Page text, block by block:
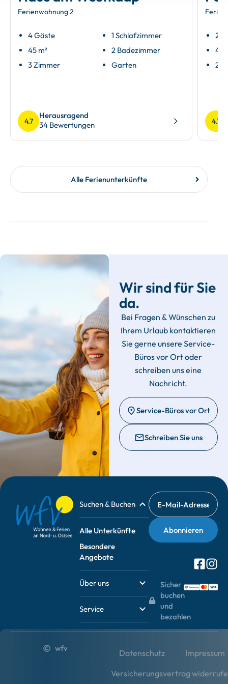
Ferienwohnung 2
4 Gäste
45 m²
3 Zimmer
1 Schlafzimmer
2 Badezimmer
Garten
4.7
Herausragend
34 Bewertungen
2
40
2
4.7
Alle Ferienunterkünfte
Wir sind für Sie
da.
Bei Fragen & Wünschen zu
Ihrem Urlaub kontaktieren
Sie gerne unsere Service-
Büros vor Ort oder
schreiben uns eine
Nachricht.
Service-Büros vor Ort
Schreiben Sie uns
Suchen & Buchen
Alle Unterkünfte
Besondere
Angebote
Über uns
Service
Sicher
buchen
und
bezahlen
wfv Datenschutz
Impressum
Versicherungsvertrag